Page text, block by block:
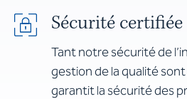
Sécurité certifiée
Tant notre sécurité de
gestion de la qualité
garantit la sécurité des